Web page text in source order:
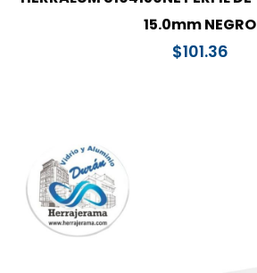
15.0mm NEGRO
$101.36